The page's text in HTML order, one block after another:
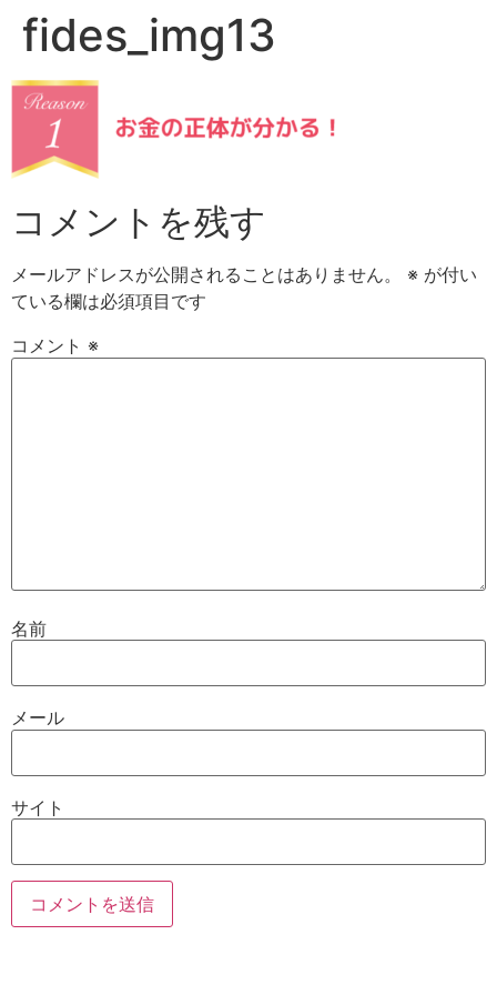
fides_img13
コメントを残す
メールアドレスが公開されることはありません。 ※ が付い
ている欄は必須項目です
コメント ※
名前
メール
サイト